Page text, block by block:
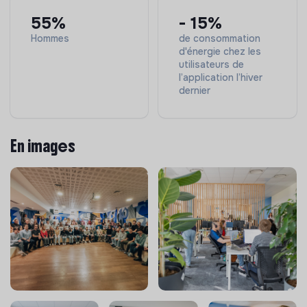
Concevoir et animer les programmes de parrainage
et d'ambassadeurs pour capitaliser sur la satisfaction
Encadrer l’équipe des chargés de projets en
définissant leurs objectifs et en assurant le suivi de
55%
Hommes
- 15%
de consommation
d'énergie chez les
utilisateurs de
l’application l’hiver
dernier
En images